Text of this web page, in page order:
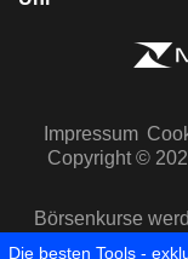
Impressum
Copyright ©
Börsenkurse
Die besten Tools -